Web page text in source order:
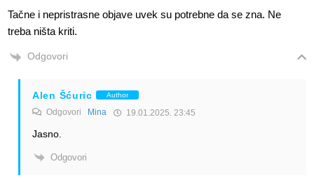
Tačne i nepristrasne objave uvek su potrebne da se zna. Ne
treba ništa kriti.
Odgovori
Alen Šćuric Author
Odgovori Mina 19.01.2025. 23:45
Jasno.
Odgovori